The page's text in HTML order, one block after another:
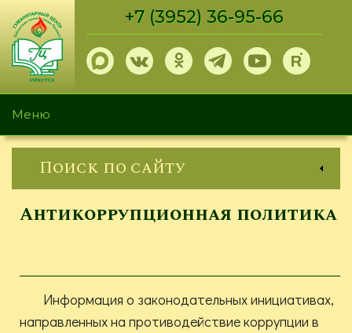
Перейти
основному
содержанию
+7 (3952) 36-95-66
Меню
Поиск по сайту
Антикоррупционная политика
Информация о законодательных инициативах,
направленных на противодействие коррупции в